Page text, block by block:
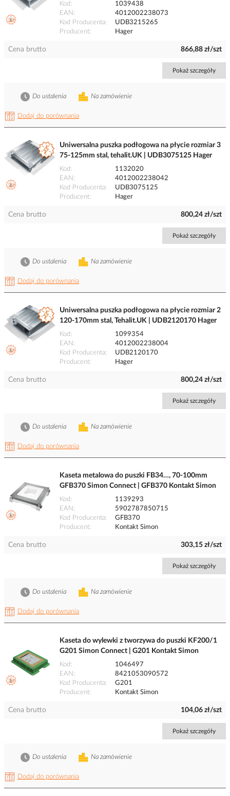
Kod
1039438
EAN
4012002238073
Kod Producenta
UDB3215265
Producent
Hager
Cena brutto 866,88 zł/szt
Pokaż szczegóły
Dodaj do porównania
Na zamówienie
Do ustalenia
Uniwersalna puszka podłogowa na płycie rozmiar 3
75-125mm stal, tehalit.UK | UDB3075125 Hager
Kod
1132020
EAN
4012002238042
Kod Producenta
UDB3075125
Producent
Hager
Cena brutto 800,24 zł/szt
Pokaż szczegóły
Dodaj do porównania
Na zamówienie
Do ustalenia
Uniwersalna puszka podłogowa na płycie rozmiar 2
120-170mm stal, Tehalit.UK | UDB2120170 Hager
Kod
1099354
EAN
4012002238004
Kod Producenta
UDB2120170
Producent
Hager
Cena brutto 800,24 zł/szt
Pokaż szczegóły
Dodaj do porównania
Na zamówienie
Do ustalenia
Kaseta metalowa do puszki FB34…, 70-100mm
GFB370 Simon Connect | GFB370 Kontakt Simon
Kod
1139293
EAN
5902787850715
Kod Producenta
GFB370
Producent
Kontakt Simon
Cena brutto 303,15 zł/szt
Pokaż szczegóły
Dodaj do porównania
Na zamówienie
Do ustalenia
Kaseta do wylewki z tworzywa do puszki KF200/1
G201 Simon Connect | G201 Kontakt Simon
Kod
1046497
EAN
8421053090572
Kod Producenta
G201
Producent
Kontakt Simon
Cena brutto 104,06 zł/szt
Pokaż szczegóły
Dodaj do porównania
Na zamówienie
Do ustalenia